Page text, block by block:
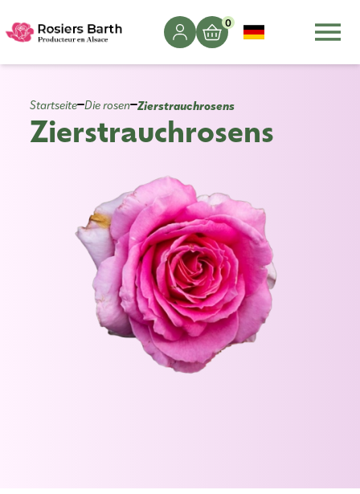
0
Startseite Die rosen Zierstrauchrosens
Zierstrauchrosens